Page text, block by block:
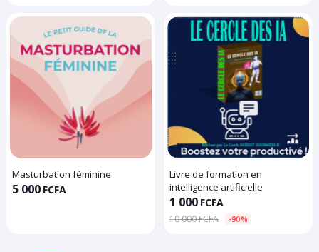
Masturbation féminine
5 000 FCFA
Livre de formation en
intelligence artificielle
1 000 FCFA
10 000 FCFA -90%